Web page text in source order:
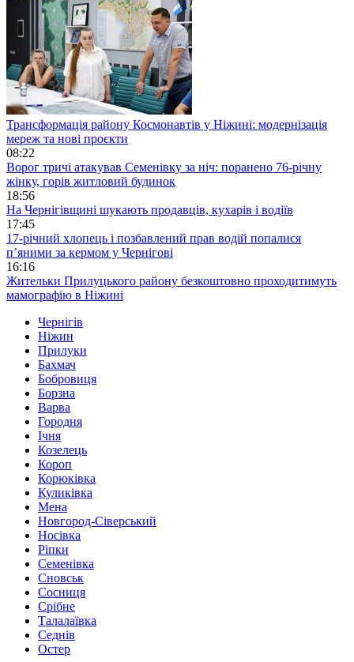
Трансформація району Космонавтів у Ніжині: модернізація
мереж та нові проєкти
08:22
Ворог тричі атакував Семенівку за ніч: поранено 76-річну
жінку, горів житловий будинок
18:56
На Чернігівщині шукають продавців, кухарів і водіїв
17:45
17-річний хлопець і позбавлений прав водій попалися
п’яними за кермом у Чернігові
16:16
Жительки Прилуцького району безкоштовно проходитимуть
мамографію в Ніжині
Чернігів
Ніжин
Прилуки
Бахмач
Бобровиця
Борзна
Варва
Городня
Ічня
Козелець
Короп
Корюківка
Куликівка
Мена
Новгород-Сіверський
Носівка
Ріпки
Семенівка
Сновськ
Сосниця
Срібне
Талалаївка
Седнів
Остер